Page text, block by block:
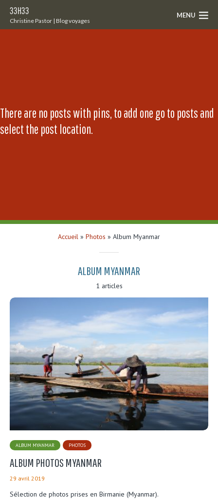
33H33
Christine Pastor | Blog voyages
MENU
There are no posts with pins, to add one go to posts and
select the post location.
Accueil » Photos » Album Myanmar
ALBUM MYANMAR
1 articles
ALBUM MYANMAR PHOTOS
ALBUM PHOTOS MYANMAR
29 avril 2019
Sélection de photos prises en Birmanie (Myanmar).